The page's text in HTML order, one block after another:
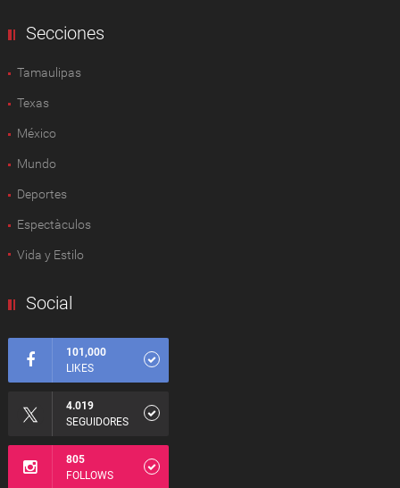
Secciones
Tamaulipas
Texas
México
Mundo
Deportes
Espectàculos
Vida y Estilo
Social
101,000
LIKES
4.019
SEGUIDORES
805
FOLLOWS